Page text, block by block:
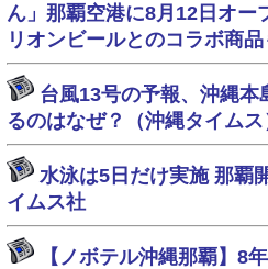
ん」那覇空港に8月12日オ
リオンビールとのコラボ商
台風13号の予報、沖縄本
るのはなぜ？（沖縄タイム
水泳は5日だけ実施 那覇
イムス社
【ノボテル沖縄那覇】8